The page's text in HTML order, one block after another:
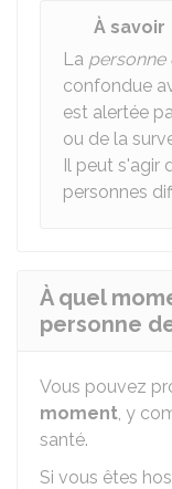
À savoir
La personne
confondue
est alertée
ou de la
Il peut s'agir
personnes
À quel
personne
Vous pouvez
moment, y
santé.
Si vous êtes